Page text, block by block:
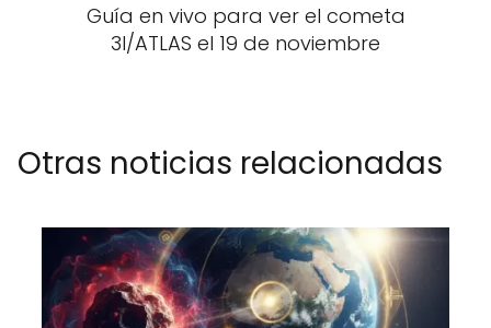
Guía en vivo para ver el cometa
3I/ATLAS el 19 de noviembre
Otras noticias relacionadas